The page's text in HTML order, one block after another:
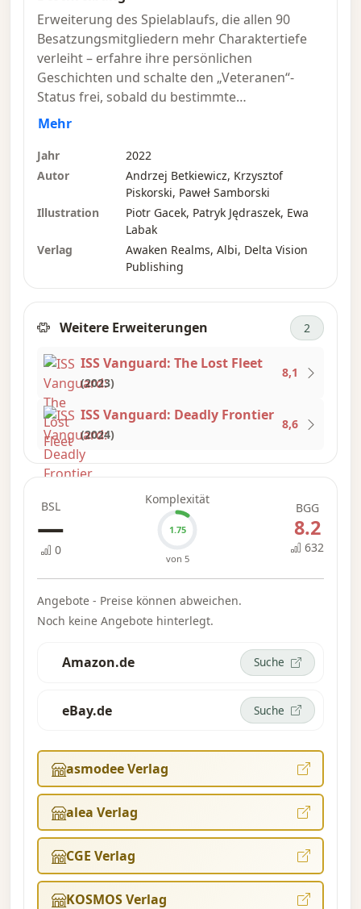
Erweiterung des Spielablaufs, die allen 90
Besatzungsmitgliedern mehr Charaktertiefe
verleiht – erfahre ihre persönlichen
Geschichten und schalte den „Veteranen“-
Status frei, sobald du bestimmte
Voraussetzungen erfüllst.
Die Karten bieten persönliche Quests für jedes
Besatzungsmitglied, das sich „deiner“ ISS-
Vanguard-Crew anschließen kann. Diese
verleihen jedem Besatzungsmitglied
zusätzliche „Fähigkeiten“.
Buch mit 180 zusätzlichen persönlichen
—Benutzerzusammenfassung
Mehr
Jahr
2022
Autor
Andrzej Betkiewicz, Krzysztof
Piskorski, Paweł Samborski
Illustration
Piotr Gacek, Patryk Jędraszek, Ewa
Labak
Verlag
Awaken Realms, Albi, Delta Vision
Publishing
Weitere Erweiterungen 2
ISS Vanguard: The Lost Fleet
(2023)
8,1
ISS Vanguard: Deadly Frontier
(2024)
8,6
BSL
—
0
Komplexität
1.75
von 5
BGG
8.2
632
Angebote - Preise können abweichen.
Noch keine Angebote hinterlegt.
Amazon.de Suche
eBay.de Suche
asmodee Verlag
alea Verlag
CGE Verlag
KOSMOS Verlag